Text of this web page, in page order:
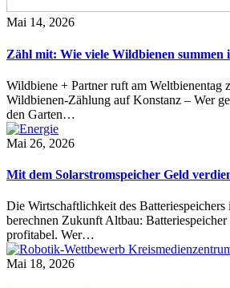
Mai 14, 2026
Zähl mit: Wie viele Wildbienen summen
Wildbiene + Partner ruft am Weltbienentag
Wildbienen-Zählung auf Konstanz – Wer
den Garten…
Mai 26, 2026
Mit dem Solarstromspeicher Geld
Die Wirtschaftlichkeit des Batteriespeichers
berechnen Zukunft Altbau:
profitabel. Wer…
Mai 18, 2026